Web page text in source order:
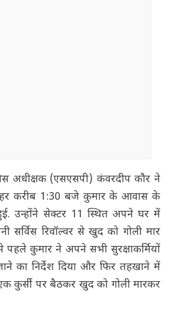
अधीक्षक (एसएसपी) कंवरदीप कौर ने
करीब 1:30 बजे कुमार के आवास के
उन्होंने सेक्टर 11 स्थित अपने घर में
सर्विस रिवॉल्वर से खुद को गोली मार
कुमार ने अपने सभी सुरक्षाकर्मियों
का निर्देश दिया और फिर तहखाने में
कुर्सी पर बैठकर खुद को गोली मारकर